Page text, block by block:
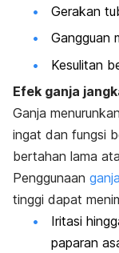
Gerakan
Gangguan
Kesulitan
Efek ganja
Ganja
ingat dan fungsi
bertahan lama
Penggunaan
tinggi dapat
Iritasi
paparan